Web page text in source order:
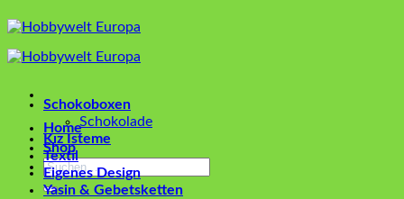
Home
Shop
Suchen
nach:
Schokoboxen
Schokolade
Kız İsteme
Textil
Eigenes Design
Yasin & Gebetsketten